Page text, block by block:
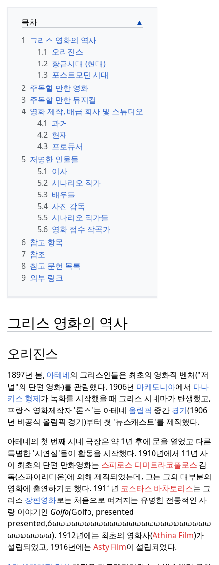
목차
1 그리스 영화의 역사
1.1 오리진스
1.2 황금시대 (현대)
1.3 포스트모던 시대
2 주목할 만한 영화
3 주목할 만한 뮤지컬
4 영화 제작, 배급 회사 및 스튜디오
4.1 과거
4.2 현재
4.3 프로듀서
5 저명한 인물들
5.1 이사
5.2 시나리오 작가
5.3 배우들
5.4 사진 감독
5.5 시나리오 작가들
5.6 영화 점수 작곡가
6 참고 항목
7 참조
8 참고 문헌 목록
9 외부 링크
그리스 영화의 역사
오리진스
1897년 봄, 아테네의 그리스인들은 최초의 영화적 벤처("저
널"의 단편 영화)를 관람했다. 1906년 마케도니아에서 마나
키스 형제가 녹화를 시작했을 때 그리스 시네마가 탄생했고,
프랑스 영화제작자 '론스'는 아테네 올림픽 중간 경기(1906
년 비공식 올림픽 경기)부터 첫 '뉴스캐스트'를 제작했다.
아테네의 첫 번째 시네 극장은 약 1년 후에 문을 열었고 다른
특별한 '시연실'들이 활동을 시작했다. 1910년에서 11년 사
이 최초의 단편 만화영화는 스피로스 디미트라코풀로스 감
독(스파이리디온)에 의해 제작되었는데, 그는 그의 대부분의
영화에 출연하기도 했다. 1911년 코스타스 바차토리스는 그
리스 장편영화로는 처음으로 여겨지는 유명한 전통적인 사
랑 이야기인 Golfo(Golfo, presented
presented,όωωωωωωωωωωωωωωωωωωωωωωωωω
ωωωωωωω). 1912년에는 최초의 영화사(Athina Film)가
설립되었고, 1916년에는 Asty Film이 설립되었다.